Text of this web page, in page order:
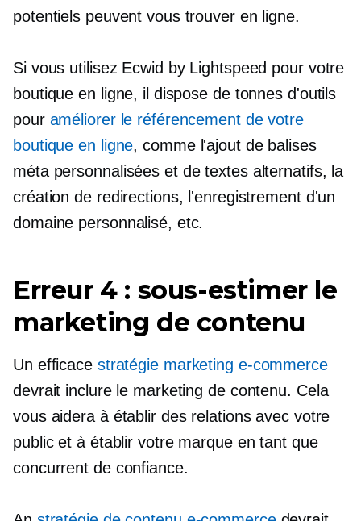
potentiels peuvent vous trouver en ligne.
Si vous utilisez Ecwid by Lightspeed pour votre
boutique en ligne, il dispose de tonnes d'outils
pour améliorer le référencement de votre
boutique en ligne, comme l'ajout de balises
méta personnalisées et de textes alternatifs, la
création de redirections, l'enregistrement d'un
domaine personnalisé, etc.
Erreur 4 : sous-estimer le
marketing de contenu
Un efficace stratégie marketing e-commerce
devrait inclure le marketing de contenu. Cela
vous aidera à établir des relations avec votre
public et à établir votre marque en tant que
concurrent de confiance.